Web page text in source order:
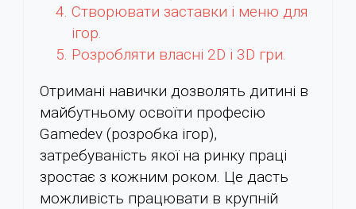
Створювати заставки і меню для
ігор.
Розробляти власні 2D і 3D гри.
Отримані навички дозволять дитині в
майбутньому освоїти професію
Gamedev (розробка ігор),
затребуваність якої на ринку праці
зростає з кожним роком. Це дасть
можливість працювати в крупній